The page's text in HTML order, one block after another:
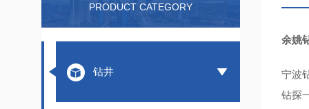
PRODUCT CATEGORY
钻井
余姚
宁波
钻探